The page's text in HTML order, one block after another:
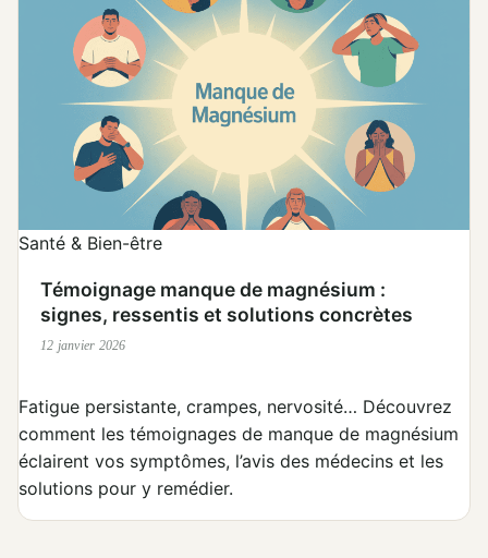
Santé & Bien-être
Témoignage manque de magnésium :
signes, ressentis et solutions concrètes
12 janvier 2026
Fatigue persistante, crampes, nervosité… Découvrez
comment les témoignages de manque de magnésium
éclairent vos symptômes, l’avis des médecins et les
solutions pour y remédier.